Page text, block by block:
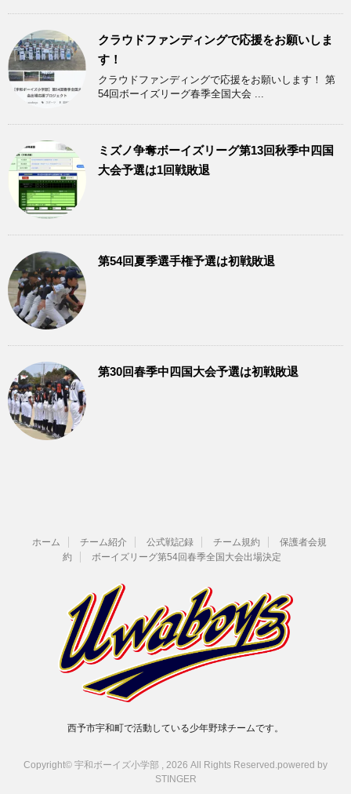
クラウドファンディングで応援をお願いしま
す！
クラウドファンディングで応援をお願いします！ 第
54回ボーイズリーグ春季全国大会 ...
ミズノ争奪ボーイズリーグ第13回秋季中四国
大会予選は1回戦敗退
第54回夏季選手権予選は初戦敗退
第30回春季中四国大会予選は初戦敗退
ホーム チーム紹介 公式戦記録 チーム規約
保護者会規
約
ボーイズリーグ第54回春季全国大会出場決定
西予市宇和町で活動している少年野球チームです。
Copyright© 宇和ボーイズ小学部 , 2026 All Rights Reserved. powered by
STINGER